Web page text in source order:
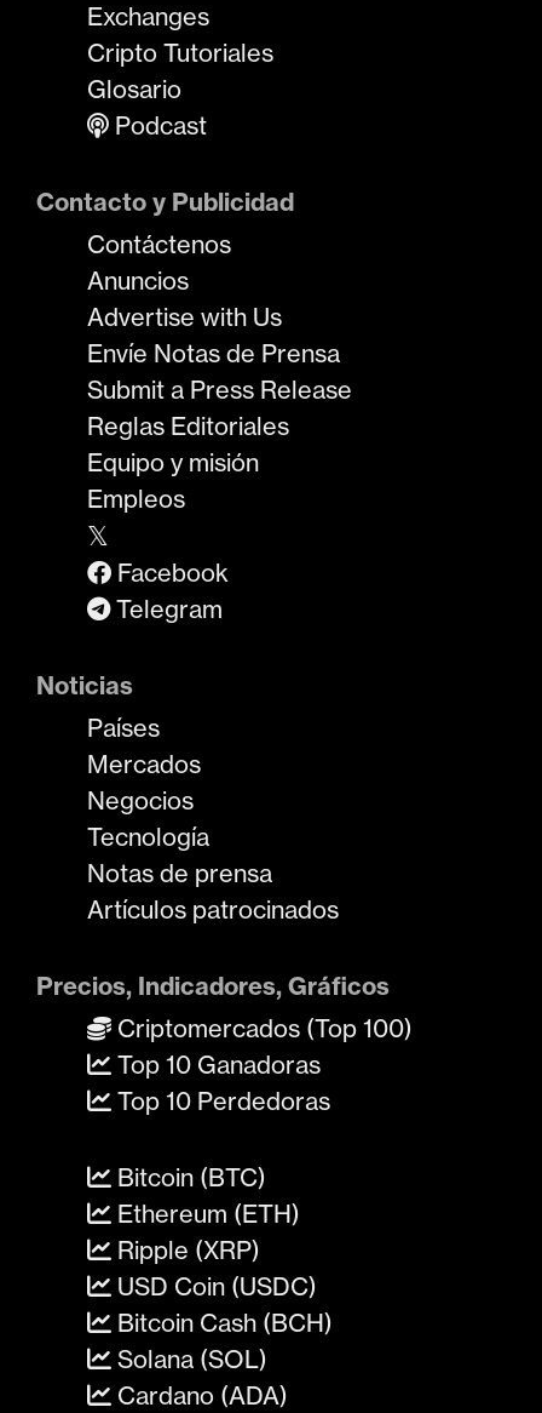
Exchanges
Cripto Tutoriales
Glosario
Podcast
Contacto y Publicidad
Contáctenos
Anuncios
Advertise with Us
Envíe Notas de Prensa
Submit a Press Release
Reglas Editoriales
Equipo y misión
Empleos
𝕏
Facebook
Telegram
Noticias
Países
Mercados
Negocios
Tecnología
Notas de prensa
Artículos patrocinados
Precios, Indicadores, Gráficos
Criptomercados (Top 100)
Top 10 Ganadoras
Top 10 Perdedoras
Bitcoin (BTC)
Ethereum (ETH)
Ripple (XRP)
USD Coin (USDC)
Bitcoin Cash (BCH)
Solana (SOL)
Cardano (ADA)